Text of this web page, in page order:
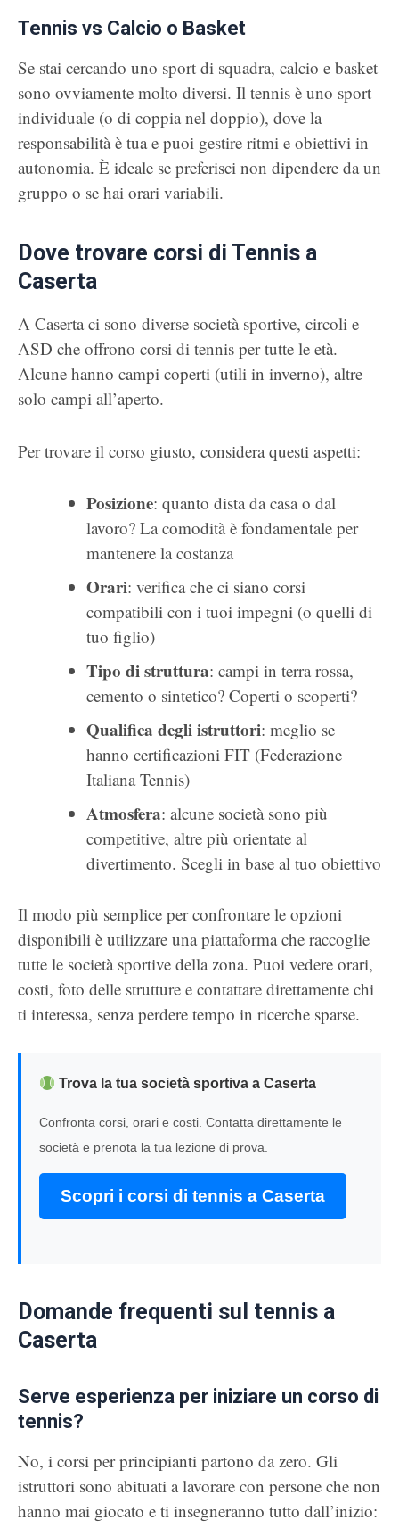
Tennis vs Calcio o Basket
Se stai cercando uno sport di squadra, calcio e basket
sono ovviamente molto diversi. Il tennis è uno sport
individuale (o di coppia nel doppio), dove la
responsabilità è tua e puoi gestire ritmi e obiettivi in
autonomia. È ideale se preferisci non dipendere da un
gruppo o se hai orari variabili.
Dove trovare corsi di Tennis a
Caserta
A Caserta ci sono diverse società sportive, circoli e
ASD che offrono corsi di tennis per tutte le età.
Alcune hanno campi coperti (utili in inverno), altre
solo campi all’aperto.
Per trovare il corso giusto, considera questi aspetti:
Posizione: quanto dista da casa o dal
lavoro? La comodità è fondamentale per
mantenere la costanza
Orari: verifica che ci siano corsi
compatibili con i tuoi impegni (o quelli di
tuo figlio)
Tipo di struttura: campi in terra rossa,
cemento o sintetico? Coperti o scoperti?
Qualifica degli istruttori: meglio se
hanno certificazioni FIT (Federazione
Italiana Tennis)
Atmosfera: alcune società sono più
competitive, altre più orientate al
divertimento. Scegli in base al tuo obiettivo
Il modo più semplice per confrontare le opzioni
disponibili è utilizzare una piattaforma che raccoglie
tutte le società sportive della zona. Puoi vedere orari,
costi, foto delle strutture e contattare direttamente chi
ti interessa, senza perdere tempo in ricerche sparse.
Trova la tua società sportiva a Caserta
Confronta corsi, orari e costi. Contatta direttamente le
società e prenota la tua lezione di prova.
Scopri i corsi di tennis a Caserta
Domande frequenti sul tennis a
Caserta
Serve esperienza per iniziare un corso di
tennis?
No, i corsi per principianti partono da zero. Gli
istruttori sono abituati a lavorare con persone che non
hanno mai giocato e ti insegneranno tutto dall’inizio: